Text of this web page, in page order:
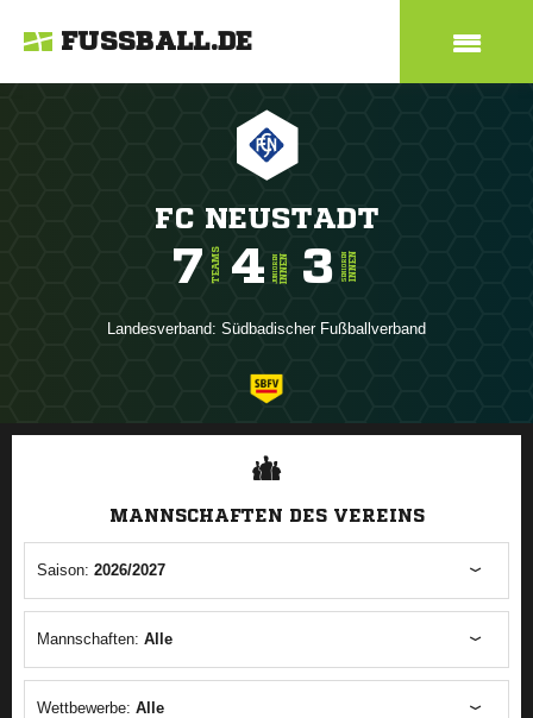
FUSSBALL.DE
FC NEUSTADT
7 TEAMS 4 JUNIORENINNEN 3 SENIORENINNEN
Landesverband: Südbadischer Fußballverband
ANZEIGE
MANNSCHAFTEN DES VEREINS
Saison: 2026/2027
Mannschaften: Alle
Wettbewerbe: Alle